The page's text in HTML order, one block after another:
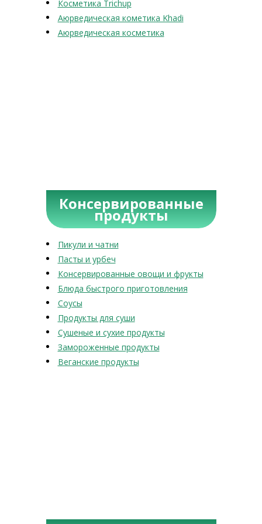
Косметика Trichup
Аюрведическая кометика Khadi
Аюрведическая косметика
Консервированные
продукты
Пикули и чатни
Пасты и урбеч
Консервированные овощи и фрукты
Блюда быстрого приготовления
Соусы
Продукты для суши
Сушеные и сухие продукты
Замороженные продукты
Веганские продукты